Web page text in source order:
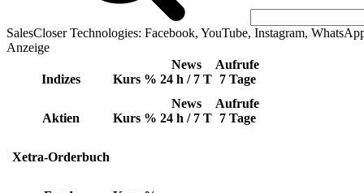
SalesCloser Technologies: Facebook, YouTube, Instagram,
Anzeige
Indizes Kurs %
News
24 h / 7 T
Aufrufe
7 Tage
Aktien Kurs %
News
24 h / 7 T
Aufrufe
7 Tage
Xetra-Orderbuch